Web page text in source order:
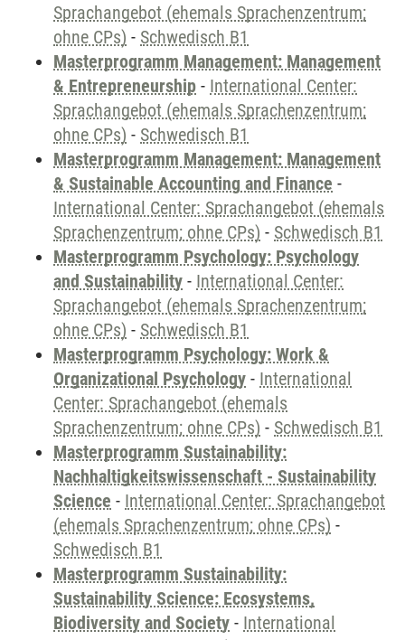
Sprachangebot (ehemals Sprachenzentrum;
ohne CPs) - Schwedisch B1
Masterprogramm Management: Management
& Entrepreneurship - International Center:
Sprachangebot (ehemals Sprachenzentrum;
ohne CPs) - Schwedisch B1
Masterprogramm Management: Management
& Sustainable Accounting and Finance -
International Center: Sprachangebot (ehemals
Sprachenzentrum; ohne CPs) - Schwedisch B1
Masterprogramm Psychology: Psychology
and Sustainability - International Center:
Sprachangebot (ehemals Sprachenzentrum;
ohne CPs) - Schwedisch B1
Masterprogramm Psychology: Work &
Organizational Psychology - International
Center: Sprachangebot (ehemals
Sprachenzentrum; ohne CPs) - Schwedisch B1
Masterprogramm Sustainability:
Nachhaltigkeitswissenschaft - Sustainability
Science - International Center: Sprachangebot
(ehemals Sprachenzentrum; ohne CPs) -
Schwedisch B1
Masterprogramm Sustainability:
Sustainability Science: Ecosystems,
Biodiversity and Society - International